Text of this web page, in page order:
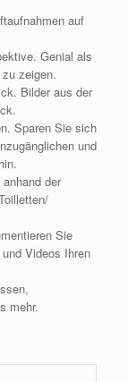
auf
Genial als
zeigen.
Bilder aus der
Sparen Sie sich
und
der
Sie
Videos Ihren
mehr.